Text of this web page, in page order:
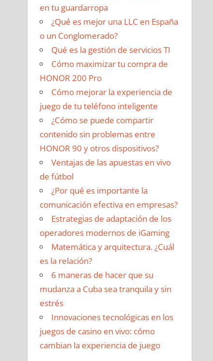
en tu guardarropa
¿Qué es mejor una LLC en España
o un Conglomerado?
Qué es la gestión de servicios TI
Cómo maximizar tu compra de
HONOR 200 Pro
Cómo mejorar la experiencia de
juego de tu teléfono inteligente
¿Cómo se puede compartir
contenido sin problemas entre
HONOR 90 y otros dispositivos?
Ventajas de las apuestas en vivo
de fútbol
¿Por qué es importante la
comunicación efectiva en empresas?
Estrategias de adaptación de los
operadores modernos de iGaming
Matemática y arquitectura. ¿Cuál
es la relación?
6 maneras de hacer que su
mudanza a Cuba sea tranquila y sin
estrés
Innovaciones tecnológicas en los
juegos de casino en vivo: cómo
cambian la experiencia de juego